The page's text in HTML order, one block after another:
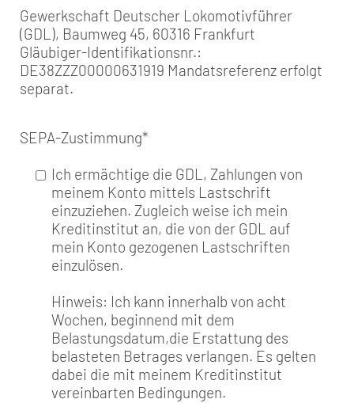
Gewerkschaft Deutscher Lokomotivführer
(GDL), Baumweg 45, 60316 Frankfurt
Gläubiger-Identifikationsnr.:
DE38ZZZ00000631919 Mandatsreferenz erfolgt
separat.
SEPA-Zustimmung*
Ich ermächtige die GDL, Zahlungen von
meinem Konto mittels Lastschrift
einzuziehen. Zugleich weise ich mein
Kreditinstitut an, die von der GDL auf
mein Konto gezogenen Lastschriften
einzulösen.
Hinweis: Ich kann innerhalb von acht
Wochen, beginnend mit dem
Belastungsdatum,die Erstattung des
belasteten Betrages verlangen. Es gelten
dabei die mit meinem Kreditinstitut
vereinbarten Bedingungen.